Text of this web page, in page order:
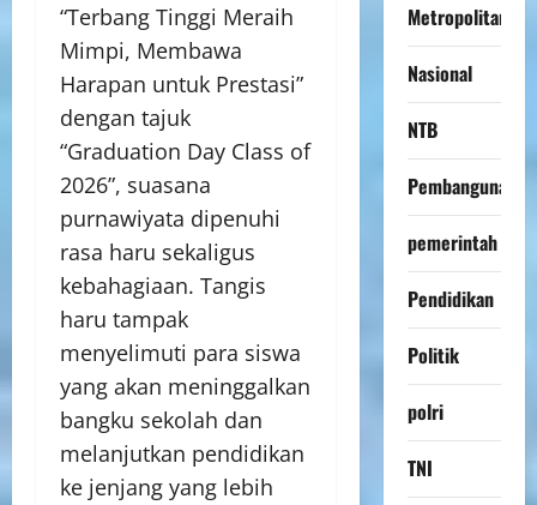
“Terbang Tinggi Meraih
Mimpi, Membawa
Harapan untuk Prestasi”
dengan tajuk
“Graduation Day Class of
2026”, suasana
purnawiyata dipenuhi
rasa haru sekaligus
kebahagiaan. Tangis
haru tampak
menyelimuti para siswa
yang akan meninggalkan
bangku sekolah dan
melanjutkan pendidikan
ke jenjang yang lebih
Metropolitan
Nasional
NTB
Pembangunan
pemerintah
Pendidikan
Politik
polri
TNI